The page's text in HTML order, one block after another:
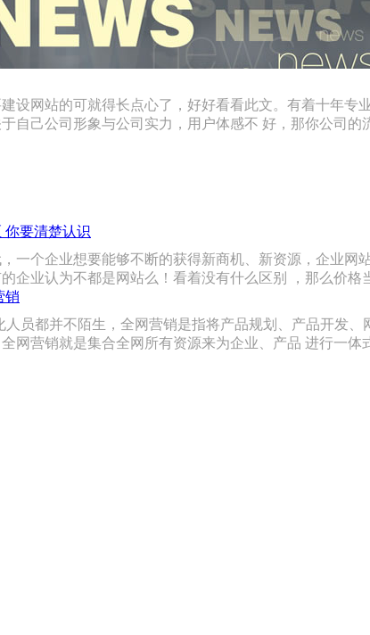
设网站的可就得长点心了，好好看看此文。有着十年
自己公司形象与公司实力，用户体感不 好，那你公司的
你要清楚认识
一个企业想要能够不断的获得新商机、新资源，企业
企业认为不都是网站么！看着没有什么区别 ，那么价格
销
人员都并不陌生，全网营销是指将产品规划、产品开发
网营销就是集合全网所有资源来为企业、产品 进行一体